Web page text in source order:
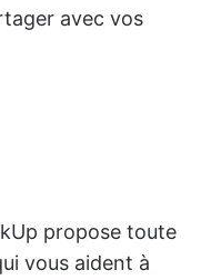
avec vos
propose toute
vous aident à